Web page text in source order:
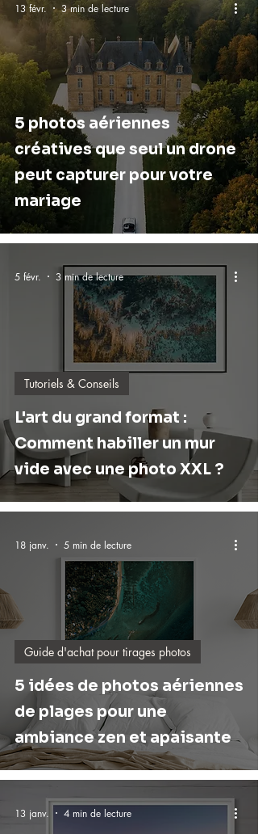
5 photos aériennes
créatives que seul un drone
peut capturer pour votre
mariage
13 févr. 3 min de lecture
L'art du grand format :
Comment habiller un mur
vide avec une photo XXL ?
Tutoriels & Conseils
5 févr. 3 min de lecture
5 idées de photos aériennes
de plages pour une
ambiance zen et apaisante
Guide d'achat pour tirages photos
18 janv. 5 min de lecture
13 janv. 4 min de lecture